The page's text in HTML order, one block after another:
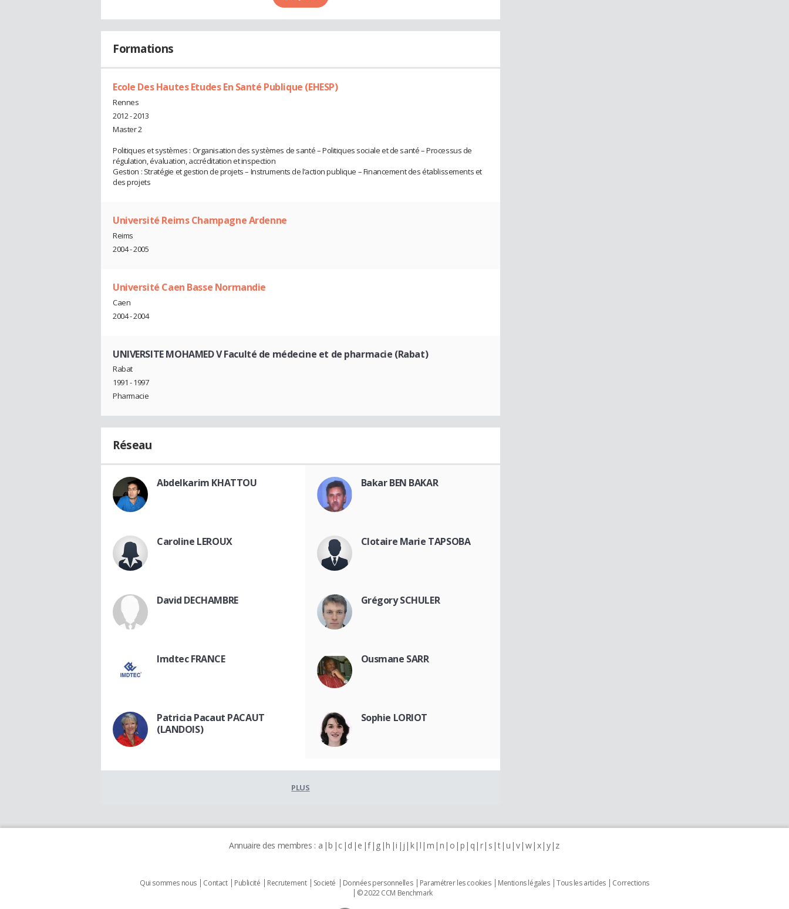
Formations
Ecole Des Hautes Etudes En Santé Publique (EHESP)
Rennes
2012 - 2013
Master 2
Politiques et systèmes : Organisation des systèmes de santé – Politiques sociale et de santé – Processus de
régulation, évaluation, accréditation et inspection
Gestion : Stratégie et gestion de projets – Instruments de l’action publique – Financement des établissements et
des projets
Université Reims Champagne Ardenne
Reims
2004 - 2005
Université Caen Basse Normandie
Caen
2004 - 2004
UNIVERSITE MOHAMED V Faculté de médecine et de pharmacie (Rabat)
Rabat
1991 - 1997
Pharmacie
Réseau
Abdelkarim KHATTOU Bakar BEN BAKAR
Caroline LEROUX Clotaire Marie TAPSOBA
David DECHAMBRE Grégory SCHULER
Imdtec FRANCE Ousmane SARR
Patricia Pacaut PACAUT
(LANDOIS)
Sophie LORIOT
PLUS
Annuaire des membres : a b c d e f g h i j k l m n o p q r s t u v w x y z
Qui sommes nous Contact Publicité Recrutement Societé Données personnelles Paramétrer les cookies Mentions légales Tous les articles
Corrections
© 2022 CCM Benchmark